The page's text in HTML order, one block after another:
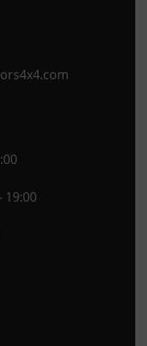
Opens
19:00